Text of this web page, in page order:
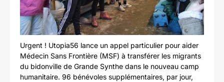
Urgent ! Utopia56 lance un appel particulier pour aider
Médecin Sans Frontière (MSF) à transférer les migrants
du bidonville de Grande Synthe dans le nouveau camp
humanitaire. 96 bénévoles supplémentaires, par jour,